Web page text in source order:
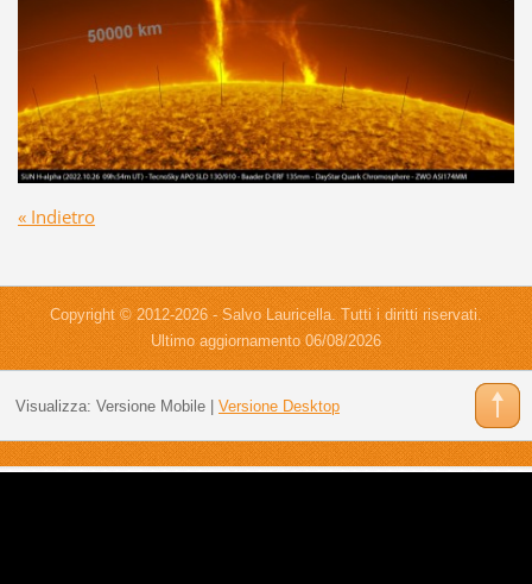
« Indietro
Copyright © 2012-2026 - Salvo Lauricella. Tutti i diritti riservati.
Ultimo aggiornamento 06/08/2026
Visualizza: Versione Mobile| Versione Desktop